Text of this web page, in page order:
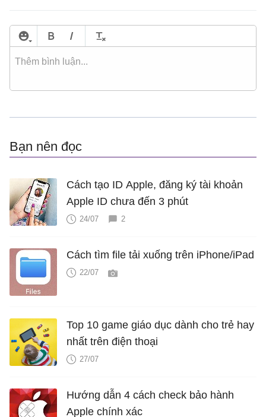
Bạn nên đọc
Cách tạo ID Apple, đăng ký tài khoản
Apple ID chưa đến 3 phút
24/07 2
Cách tìm file tải xuống trên iPhone/iPad
22/07
Top 10 game giáo dục dành cho trẻ hay
nhất trên điện thoại
27/07
Hướng dẫn 4 cách check bảo hành
Apple chính xác